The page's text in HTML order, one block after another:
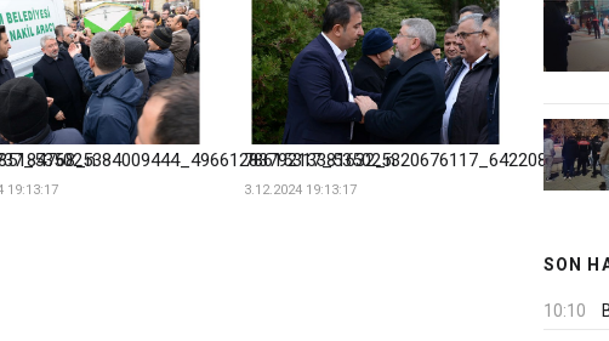
19:13:17 3.12.2024 19:13:17
SON
10:10